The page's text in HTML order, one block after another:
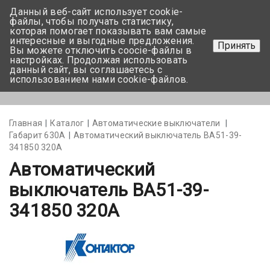
+375 17-350-99-56
+375 44-752-82-08
Задать вопрос
Главная Каталог
Автоматические выключатели
Габарит 630А
Автоматический выключатель ВА51-39-
341850 320А
Автоматический
выключатель ВА51-39-
341850 320А
Данный веб-сайт использует cookie-
файлы, чтобы получать статистику,
которая помогает показывать вам самые
интересные и выгодные предложения.
Вы можете отключить coocie-файлы в
настройках. Продолжая использовать
данный сайт, вы соглашаетесь с
использованием нами cookie-файлов.
Принять